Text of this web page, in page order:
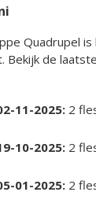
Quadrupel
Bekijk de
11-2025: 2
10-2025: 2
01-2025: 2